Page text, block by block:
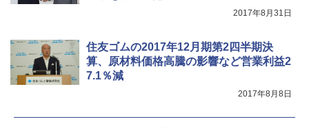
2017年8月31日
住友ゴムの2017年12月期第2四半期決
算、原材料価格高騰の影響など営業利益2
7.1％減
2017年8月8日